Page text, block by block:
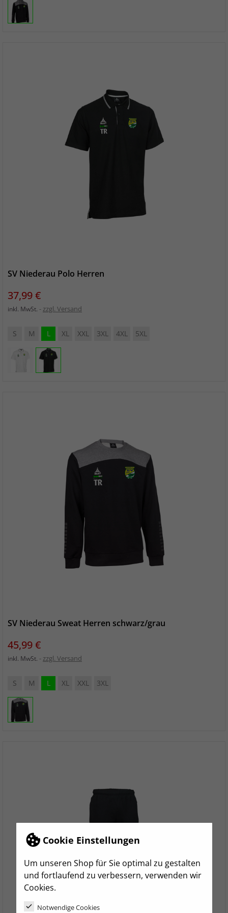
Cookie Einstellungen
Um unseren Shop für Sie optimal zu gestalten
und fortlaufend zu verbessern, verwenden wir
Cookies.
Notwendige Cookies
SV Niederau Polo Herren
Preis
37,99 €
inkl. MwSt. zzgl. Versand
S M L XL XXL 3XL 4XL 5XL
SV Niederau Sweat Herren schwarz/grau
Preis
45,99 €
inkl. MwSt. zzgl. Versand
S M L XL XXL 3XL